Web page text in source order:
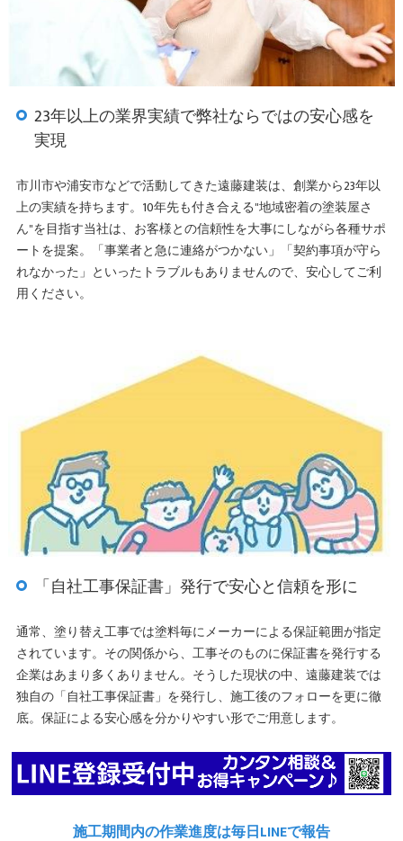
23年以上の業界実績で弊社ならではの安心感を
実現
市川市や浦安市などで活動してきた遠藤建装は、創業から23年以
上の実績を持ちます。10年先も付き合える"地域密着の塗装屋さ
ん"を目指す当社は、お客様との信頼性を大事にしながら各種サポ
ートを提案。「事業者と急に連絡がつかない」「契約事項が守ら
れなかった」といったトラブルもありませんので、安心してご利
用ください。
「自社工事保証書」発行で安心と信頼を形に
通常、塗り替え工事では塗料毎にメーカーによる保証範囲が指定
されています。その関係から、工事そのものに保証書を発行する
企業はあまり多くありません。そうした現状の中、遠藤建装では
独自の「自社工事保証書」を発行し、施工後のフォローを更に徹
底。保証による安心感を分かりやすい形でご用意します。
施工期間内の作業進度は毎日LINEで報告